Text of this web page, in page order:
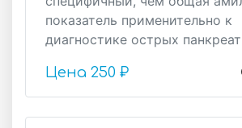
показатель применительно к
диагностике острых
Цена 250 ₽